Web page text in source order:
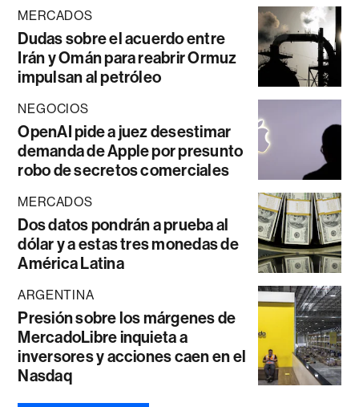
MERCADOS
Dudas sobre el acuerdo entre
Irán y Omán para reabrir Ormuz
impulsan al petróleo
NEGOCIOS
OpenAI pide a juez desestimar
demanda de Apple por presunto
robo de secretos comerciales
MERCADOS
Dos datos pondrán a prueba al
dólar y a estas tres monedas de
América Latina
ARGENTINA
Presión sobre los márgenes de
MercadoLibre inquieta a
inversores y acciones caen en el
Nasdaq